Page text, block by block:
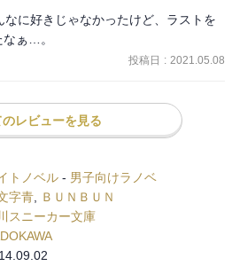
に好きじゃなかったけど、ラストを
ぁ…。
投稿日 : 2021.05.08
レビューを見る
トノベル - 男子向けラノベ
字青
ＢＵＮＢＵＮ
スニーカー文庫